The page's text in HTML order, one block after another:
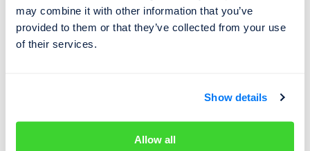
may combine it with other information that you’ve
provided to them or that they’ve collected from your use
of their services.
Show details
Allow all
„U luxusních aut je tedy o to více důležité prověřit si
jejich historii. V databázi Cebia máme k luxusním